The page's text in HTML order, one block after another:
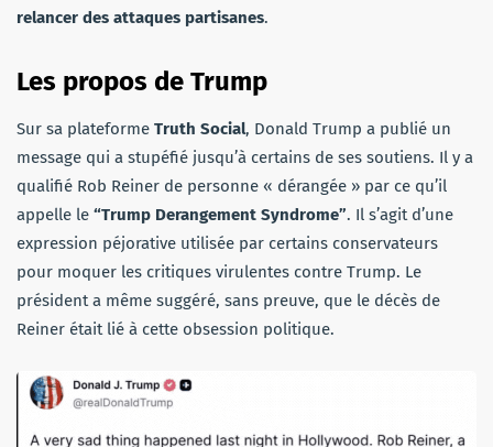
relancer des attaques partisanes.
Les propos de Trump
Sur sa plateforme Truth Social, Donald Trump a publié un
message qui a stupéfié jusqu’à certains de ses soutiens. Il y a
qualifié Rob Reiner de personne « dérangée » par ce qu’il
appelle le “Trump Derangement Syndrome”. Il s’agit d’une
expression péjorative utilisée par certains conservateurs
pour moquer les critiques virulentes contre Trump. Le
président a même suggéré, sans preuve, que le décès de
Reiner était lié à cette obsession politique.